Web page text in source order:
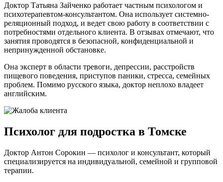
Доктор Татьяна Зайченко работает частным психологом и
психотерапевтом-консультантом. Она использует системно-
реляционный подход, и ведет свою работу в соответствии с
потребностями отдельного клиента. В отзывах отмечают, что
занятия проводятся в безопасной, конфиденциальной и
непринужденной обстановке.
Она эксперт в области тревоги, депрессии, расстройств
пищевого поведения, приступов паники, стресса, семейных
проблем. Помимо русского языка, доктор неплохо владеет
английским.
Психолог для подростка в Томске
Доктор Антон Сорокин — психолог и консультант, который
специализируется на индивидуальной, семейной и групповой
терапии.